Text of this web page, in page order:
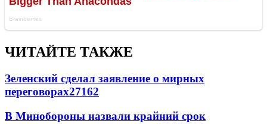
ЧИТАЙТЕ ТАКЖЕ
Зеленский сделал заявление о мирных
переговорах27162
В Минобороны назвали крайний срок